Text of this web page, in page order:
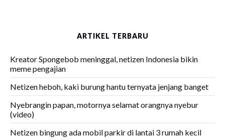
ARTIKEL TERBARU
Kreator Spongebob meninggal, netizen Indonesia bikin
meme pengajian
Netizen heboh, kaki burung hantu ternyata jenjang banget
Nyebrangin papan, motornya selamat orangnya nyebur
(video)
Netizen bingung ada mobil parkir di lantai 3 rumah kecil